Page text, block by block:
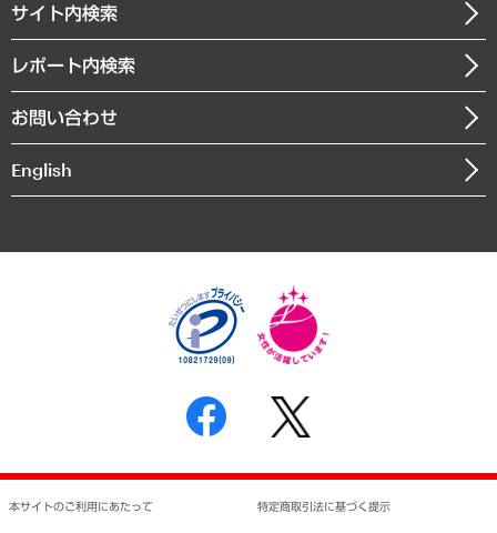
まちづくり・観光・交通・スポーツ・スマートシティ
自然資源・農林水産業・食料システム
メディア掲載・出演
沿革
組織図・本部部室紹介
インドネシア現地法人
個人情報保護方針
反社会的勢力に対する基本方針
書面による個人情報の開示等の請求の手続きについて
サイト内検索
レポート内検索
お問い合わせ
English
本サイトのご利用にあたって 特定商取引法に基づく提示